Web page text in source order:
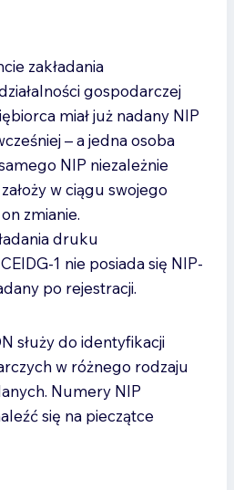
zakładania
gospodarczej
miał już nadany NIP
– a jedna osoba
NIP niezależnie
w ciągu swojego
zmianie.
druku
1 nie posiada się NIP-
po rejestracji.
służy do identyfikacji
w różnego rodzaju
Numery NIP
się na pieczątce